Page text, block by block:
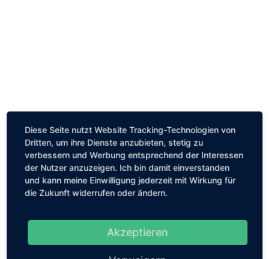
Diese Seite nutzt Website Tracking-Technologien von
Dritten, um ihre Dienste anzubieten, stetig zu
verbessern und Werbung entsprechend der Interessen
der Nutzer anzuzeigen. Ich bin damit einverstanden
und kann meine Einwilligung jederzeit mit Wirkung für
die Zukunft widerrufen oder ändern.
Akzeptieren